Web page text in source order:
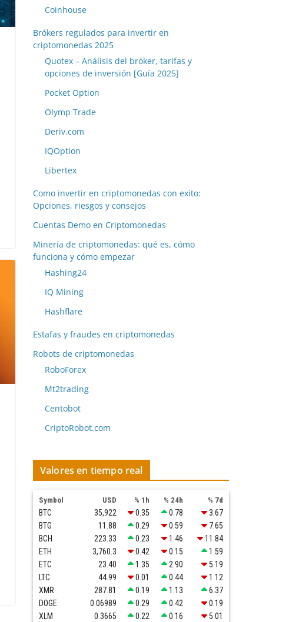
Coinhouse
Brókers regulados para invertir en
criptomonedas 2025
Quotex – Análisis del bróker, tarifas y
opciones de inversión [Guía 2025]
Pocket Option
Olymp Trade
Deriv.com
IQOption
Libertex
Como invertir en criptomonedas con exito:
Opciones, riesgos y consejos
Cuentas Demo en Criptomonedas
Minería de criptomonedas: qué es, cómo
funciona y cómo empezar
Hashing24
IQ Mining
Hashflare
Estafas y fraudes en criptomonedas
Robots de criptomonedas
RoboForex
Mt2trading
Centobot
CriptoRobot.com
Valores en tiempo real
Symbol USD % 1h % 24h % 7d
BTC 35,922 0.35 0.78
3.67
BTG
11.88 0.29 0.59
7.65
BCH
223.33 0.23 1.46
11.84
ETH
3,760.3 0.42 0.15
1.59
ETC
23.40 1.35 2.90
5.19
LTC
44.99 0.01 0.44
1.12
XMR
287.81 0.19 1.13
6.37
DOGE
0.06989 0.29 0.42
0.19
XLM
0.3665 0.22 0.16 5.01